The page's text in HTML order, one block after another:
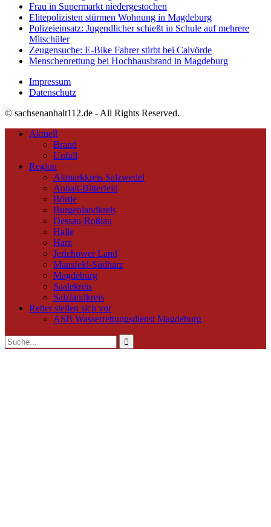
Frau in Supermarkt niedergestochen
Elitepolizisten stürmen Wohnung in Magdeburg
Polizeieinsatz: Jugendlicher schießt in Schule auf mehrere
Mitschüler
Zeugensuche: E-Bike Fahrer stirbt bei Calvörde
Menschenrettung bei Hochhausbrand in Magdeburg
Impressum
Datenschutz
© sachsenanhalt112.de - All Rights Reserved.
Aktuell
Brand
Unfall
Region
Altmarkkreis Salzwedel
Anhalt-Bitterfeld
Börde
Burgenlandkreis
Dessau-Roßlau
Halle
Harz
Jerichower Land
Mansfeld-Südharz
Magdeburg
Saalekreis
Salzlandkreis
Retter stellen sich vor
ASB Wasserrettungsdienst Magdeburg